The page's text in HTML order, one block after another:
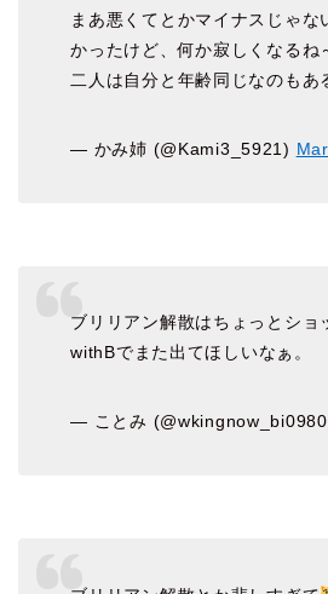
まあ悪くてとかマイナスじゃな
かったけど、何か寂しくなるね
二人は自分と年齢同じなのもあ
— かみ姉 (@Kami3_5921)
ブリリアン解散はちょっとショ
withBでまた出てほしいなぁ。
— ことみ